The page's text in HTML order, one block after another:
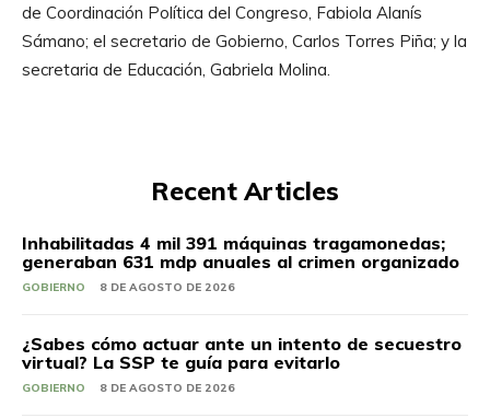
de Coordinación Política del Congreso, Fabiola Alanís
Sámano; el secretario de Gobierno, Carlos Torres Piña; y la
secretaria de Educación, Gabriela Molina.
Recent Articles
Inhabilitadas 4 mil 391 máquinas tragamonedas;
generaban 631 mdp anuales al crimen organizado
GOBIERNO 8 DE AGOSTO DE 2026
¿Sabes cómo actuar ante un intento de secuestro
virtual? La SSP te guía para evitarlo
GOBIERNO 8 DE AGOSTO DE 2026